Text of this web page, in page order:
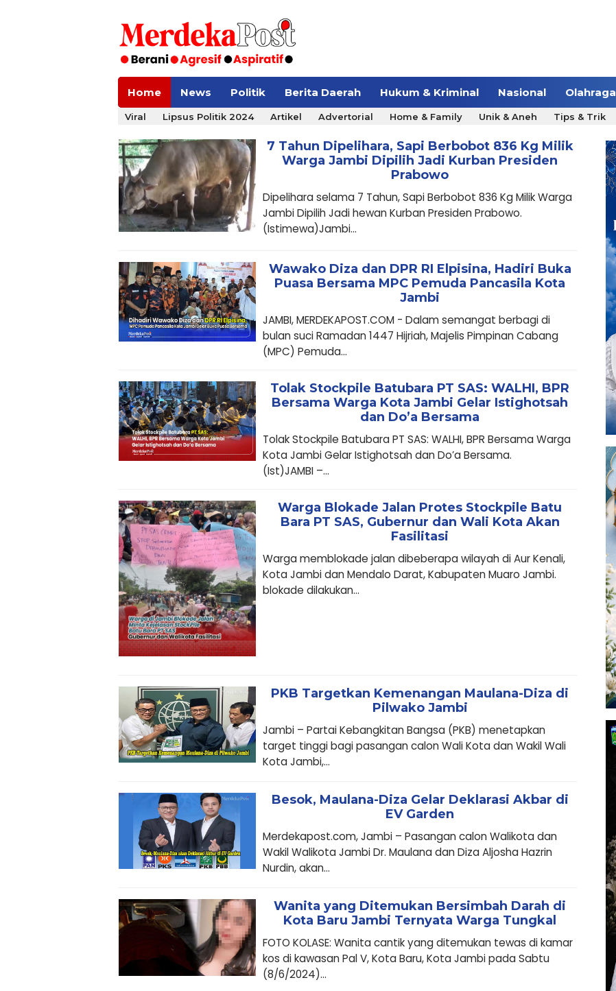
Home News Politik Berita Daerah Hukum & Kriminal Nasional Olahraga
Viral Lipsus Politik 2024 Artikel Advertorial Home & Family Unik & Aneh Tips & Trik
7 Tahun Dipelihara, Sapi Berbobot 836 Kg Milik
Warga Jambi Dipilih Jadi Kurban Presiden
Prabowo
Dipelihara selama 7 Tahun, Sapi Berbobot 836 Kg Milik Warga
Jambi Dipilih Jadi hewan Kurban Presiden Prabowo.
(Istimewa)Jambi...
Wawako Diza dan DPR RI Elpisina, Hadiri Buka
Puasa Bersama MPC Pemuda Pancasila Kota
Jambi
JAMBI, MERDEKAPOST.COM - Dalam semangat berbagi di
bulan suci Ramadan 1447 Hijriah, Majelis Pimpinan Cabang
(MPC) Pemuda...
Tolak Stockpile Batubara PT SAS: WALHI, BPR
Bersama Warga Kota Jambi Gelar Istighotsah
dan Do’a Bersama
Tolak Stockpile Batubara PT SAS: WALHI, BPR Bersama Warga
Kota Jambi Gelar Istighotsah dan Do’a Bersama.
(Ist)JAMBI –...
Warga Blokade Jalan Protes Stockpile Batu
Bara PT SAS, Gubernur dan Wali Kota Akan
Fasilitasi
Warga memblokade jalan dibeberapa wilayah di Aur Kenali,
Kota Jambi dan Mendalo Darat, Kabupaten Muaro Jambi.
blokade dilakukan...
PKB Targetkan Kemenangan Maulana-Diza di
Pilwako Jambi
Jambi – Partai Kebangkitan Bangsa (PKB) menetapkan
target tinggi bagi pasangan calon Wali Kota dan Wakil Wali
Kota Jambi,...
Besok, Maulana-Diza Gelar Deklarasi Akbar di
EV Garden
Merdekapost.com, Jambi – Pasangan calon Walikota dan
Wakil Walikota Jambi Dr. Maulana dan Diza Aljosha Hazrin
Nurdin, akan...
Wanita yang Ditemukan Bersimbah Darah di
Kota Baru Jambi Ternyata Warga Tungkal
FOTO KOLASE: Wanita cantik yang ditemukan tewas di kamar
kos di kawasan Pal V, Kota Baru, Kota Jambi pada Sabtu
(8/6/2024)...